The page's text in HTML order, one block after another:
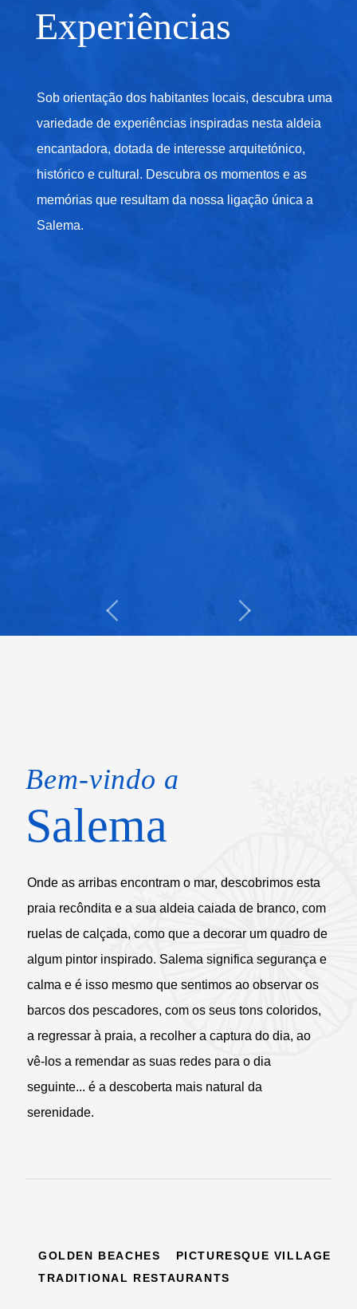
Experiências
Sob orientação dos habitantes locais, descubra uma
variedade de experiências inspiradas nesta aldeia
encantadora, dotada de interesse arquitetónico,
histórico e cultural. Descubra os momentos e as
memórias que resultam da nossa ligação única a
Salema.
Bem-vindo a
Salema
Onde as arribas encontram o mar, descobrimos esta
praia recôndita e a sua aldeia caiada de branco, com
ruelas de calçada, como que a decorar um quadro de
algum pintor inspirado. Salema significa segurança e
calma e é isso mesmo que sentimos ao observar os
barcos dos pescadores, com os seus tons coloridos,
a regressar à praia, a recolher a captura do dia, ao
vê-los a remendar as suas redes para o dia
seguinte... é a descoberta mais natural da
serenidade.
GOLDEN BEACHES
PICTURESQUE VILLAGE
TRADITIONAL RESTAURANTS